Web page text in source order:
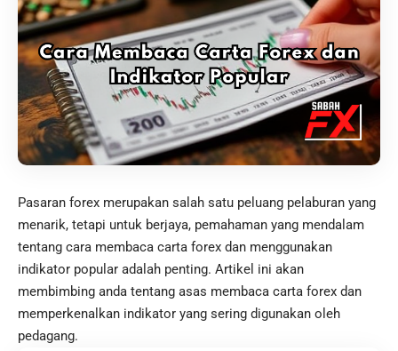
Pasaran forex merupakan salah satu peluang pelaburan yang
menarik, tetapi untuk berjaya, pemahaman yang mendalam
tentang cara membaca carta forex dan menggunakan
indikator popular adalah penting. Artikel ini akan
membimbing anda tentang asas membaca carta forex dan
memperkenalkan indikator yang sering digunakan oleh
pedagang.